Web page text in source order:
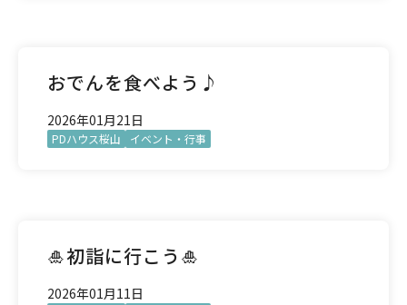
おでんを食べよう♪
2026年01月21日
PDハウス桜山 イベント・行事
🎍初詣に行こう🎍
2026年01月11日